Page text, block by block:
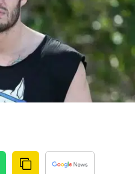
Bingöl
Bitlis
Bolu
Burdur
Bursa
Çankırı